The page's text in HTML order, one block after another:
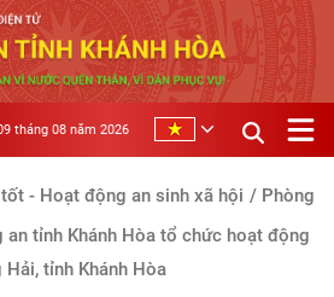
tháng 08 năm 2026
- Hoạt động an sinh xã hội / Phòng
an tỉnh Khánh Hòa tổ chức hoạt động
tỉnh Khánh Hòa